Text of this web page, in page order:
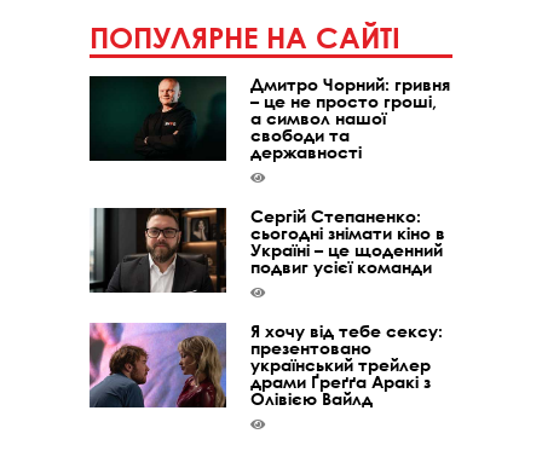
ПОПУЛЯРНЕ НА САЙТІ
Дмитро Чорний: гривня
– це не просто гроші,
а символ нашої
свободи та
державності
Сергій Степаненко:
сьогодні знімати кіно в
Україні – це щоденний
подвиг усієї команди
Я хочу від тебе сексу:
презентовано
український трейлер
драми Ґреґґа Аракі з
Олівією Вайлд